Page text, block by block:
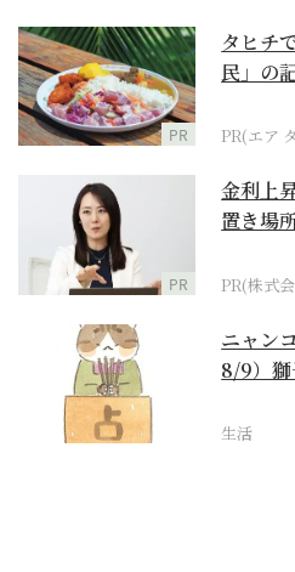
PR
タヒチ
民」の
PR(エア
PR
金利上
置き場
PR(株式
ニャン
8/9）獅
生活